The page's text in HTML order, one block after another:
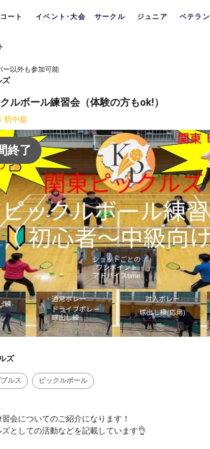
コート イベント･大会 サークル ジュニア ベテラン
ー以外も参加可能
ズ
ルボール練習会（体験の方もok!）
初中級
終了
ズ
ルス ピックルボール
会についてのご紹介になります！
としての活動などを記載しています👌